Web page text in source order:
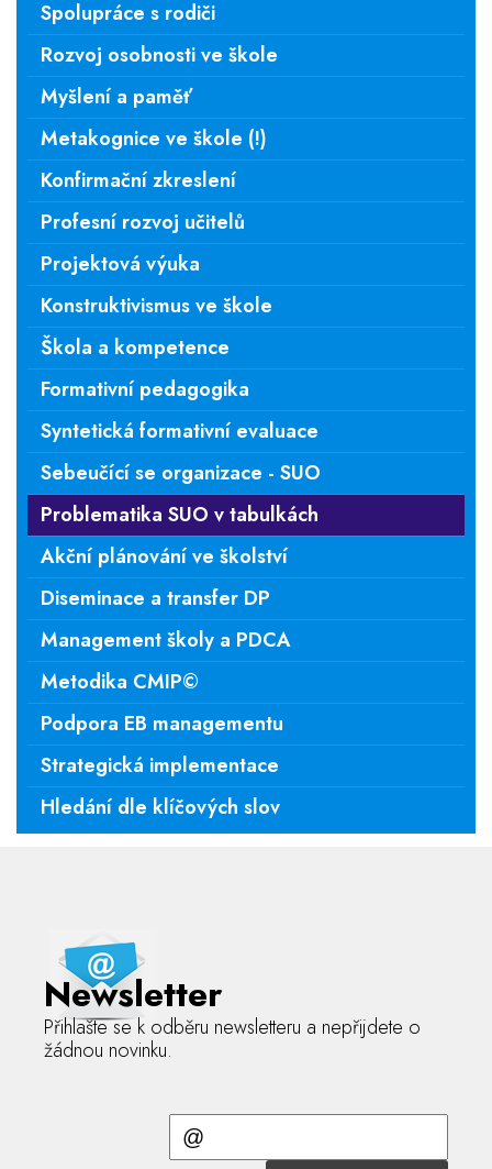
Spolupráce s rodiči
Rozvoj osobnosti ve škole
Myšlení a paměť
Metakognice ve škole (!)
Konfirmační zkreslení
Profesní rozvoj učitelů
Projektová výuka
Konstruktivismus ve škole
Škola a kompetence
Formativní pedagogika
Syntetická formativní evaluace
Sebeučící se organizace - SUO
Problematika SUO v tabulkách
Akční plánování ve školství
Diseminace a transfer DP
Management školy a PDCA
Metodika CMIP©
Podpora EB managementu
Strategická implementace
Hledání dle klíčových slov
Newsletter
Přihlašte se k odběru newsletteru a nepřijdete o
žádnou novinku.